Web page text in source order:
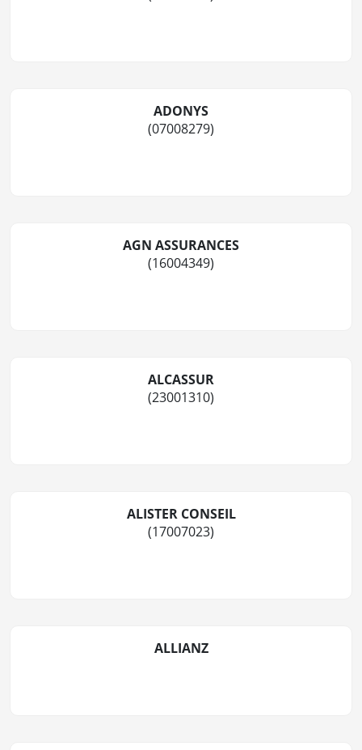
ADONYS
(07008279)
AGN ASSURANCES
(16004349)
ALCASSUR
(23001310)
ALISTER CONSEIL
(17007023)
ALLIANZ